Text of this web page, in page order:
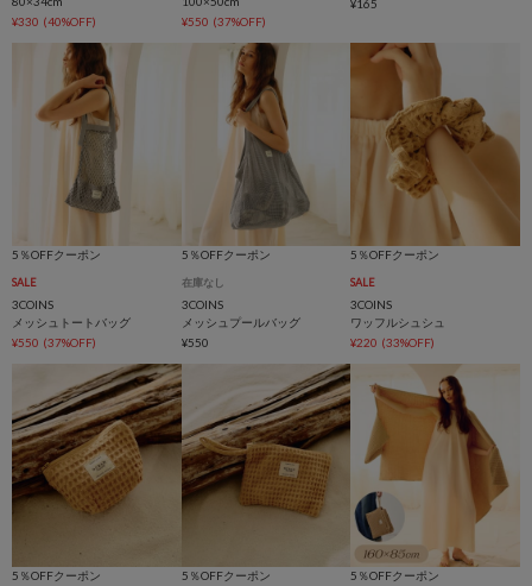
¥330 (40%OFF)
¥550 (37%OFF)
¥165
5％OFFクーポン
SALE
3COINS
メッシュトートバッグ
¥550 (37%OFF)
5％OFFクーポン
在庫なし
3COINS
メッシュプールバッグ
¥550
5％OFFクーポン
SALE
3COINS
ワッフルシュシュ
¥220 (33%OFF)
5％OFFクーポン 5％OFFクーポン 5％OFFクーポン